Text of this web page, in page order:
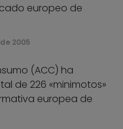
europeo de
2005
(ACC) ha
de 226 «minimotos»
europea de